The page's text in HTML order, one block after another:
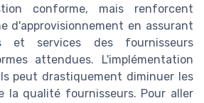
conforme, mais renforcent
d'approvisionnement en assurant
et services des fournisseurs
attendues. L'implémentation
peut drastiquement diminuer les
la qualité fournisseurs. Pour aller